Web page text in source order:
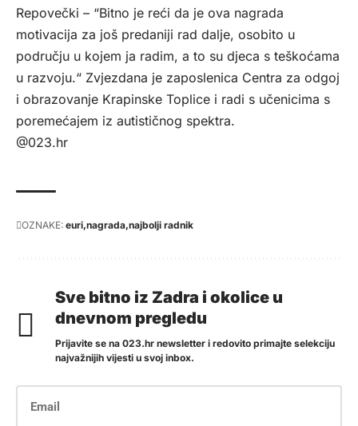
Repovečki – “Bitno je reći da je ova nagrada
motivacija za još predaniji rad dalje, osobito u
području u kojem ja radim, a to su djeca s teškoćama
u razvoju.“ Zvjezdana je zaposlenica Centra za odgoj
i obrazovanje Krapinske Toplice i radi s učenicima s
poremećajem iz autističnog spektra.
@023.hr
OZNAKE: euri nagrada najbolji radnik
Sve bitno iz Zadra i okolice u
dnevnom pregledu
Prijavite se na 023.hr newsletter i redovito primajte selekciju
najvažnijih vijesti u svoj inbox.